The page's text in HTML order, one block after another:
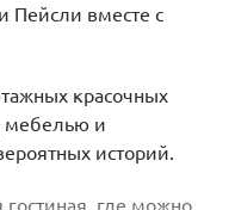
Пейсли вместе с
красочных
мебелью и
историй.
где можно